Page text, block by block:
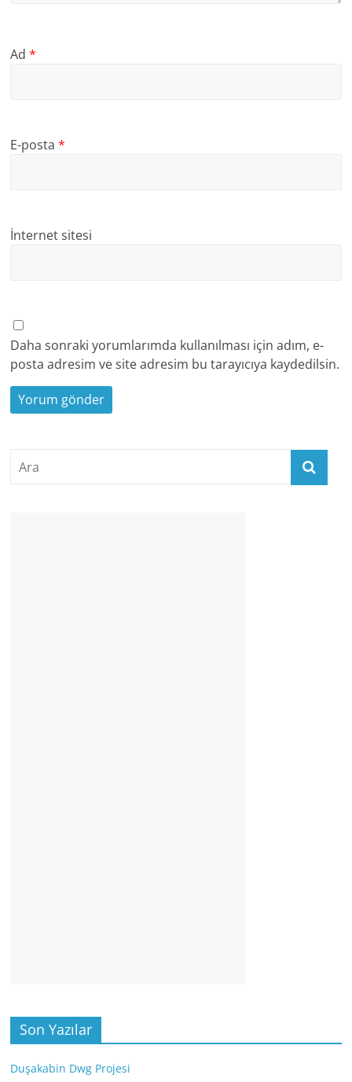
Ad*
E-posta*
İnternet sitesi
Daha sonraki yorumlarımda kullanılması için adım, e-
posta adresim ve site adresim bu tarayıcıya kaydedilsin.
Son Yazılar
Duşakabin Dwg Projesi